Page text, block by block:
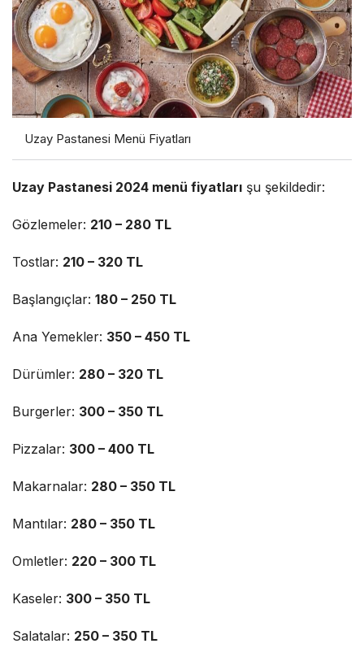
Uzay Pastanesi Menü Fiyatları
Uzay Pastanesi 2024 menü fiyatları şu şekildedir:
Gözlemeler: 210 – 280 TL
Tostlar: 210 – 320 TL
Başlangıçlar: 180 – 250 TL
Ana Yemekler: 350 – 450 TL
Dürümler: 280 – 320 TL
Burgerler: 300 – 350 TL
Pizzalar: 300 – 400 TL
Makarnalar: 280 – 350 TL
Mantılar: 280 – 350 TL
Omletler: 220 – 300 TL
Kaseler: 300 – 350 TL
Salatalar: 250 – 350 TL